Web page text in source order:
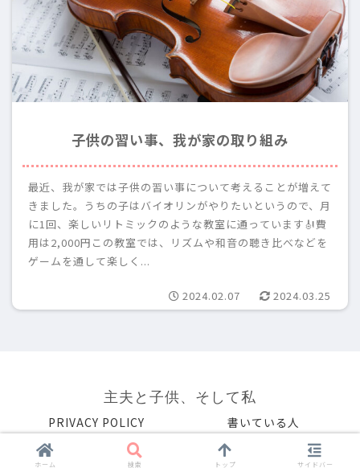
子供の習い事、我が家の取り組み
最近、我が家では子供の習い事について考えることが増えて
きました。うちの子はバイオリンがやりたいというので、月
に1回、楽しいリトミックのような教室に通っています🎻費
用は2,000円この教室では、リズムや和音の聴き比べなどを
ゲームを通して楽しく...
2024.02.07 2024.03.25
主夫と子供、そして私
PRIVACY POLICY
書いている人
© 2023 主夫と子供、そして私.
ホーム 検索 トップ サイドバー